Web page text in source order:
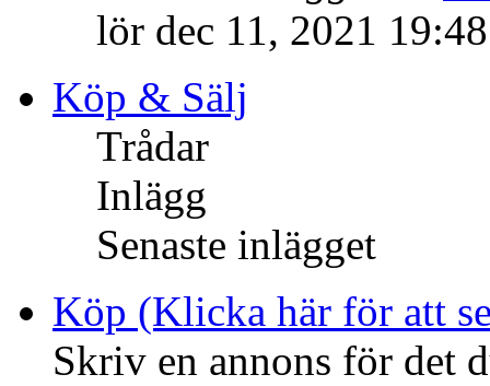
lör dec 11, 2021 19:48
Köp & Sälj
Trådar
Inlägg
Senaste inlägget
Köp (Klicka här för att
Skriv en annons för det